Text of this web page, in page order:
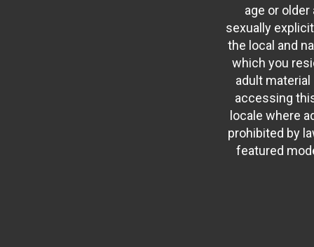
age or
sexually
the local and
which you
adult
accessing
locale where
prohibited by
featured